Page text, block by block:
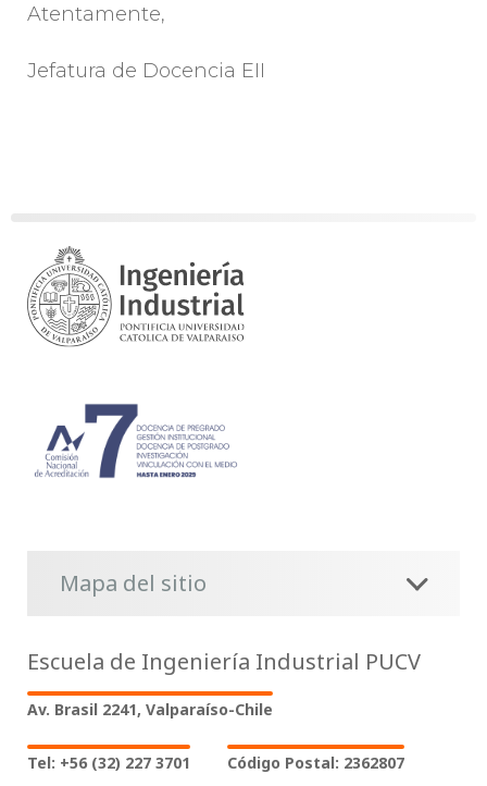
Atentamente,
Jefatura de Docencia EII
Mapa del sitio
Escuela de Ingeniería Industrial PUCV
Av. Brasil 2241, Valparaíso-Chile
Tel: +56 (32) 227 3701 Código Postal: 2362807